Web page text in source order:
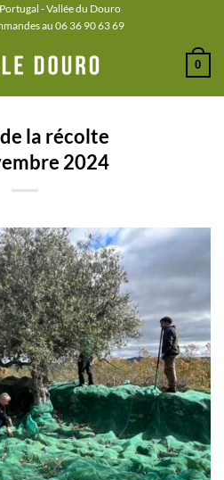
- Vallée du Douro
au 06 36 90 63 69
0
la récolte
2024